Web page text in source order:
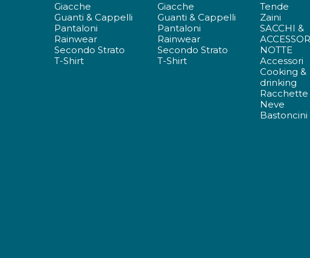
Giacche
Guanti & Cappelli
Pantaloni
Rainwear
Secondo Strato
T-Shirt
Giacche
Guanti & Cappelli
Pantaloni
Rainwear
Secondo Strato
T-Shirt
Tende
Zaini
SACCHI &
NOTTE
Accessori
Cooking &
drinking
Racchette
Neve
Bastoncini